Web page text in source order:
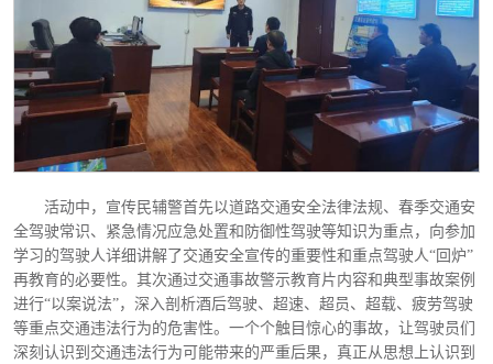
活动中，宣传民辅警首先以道路交通安全法律法规、春季交通安
全驾驶常识、紧急情况应急处置和防御性驾驶等知识为重点，向参加
学习的驾驶人详细讲解了交通安全宣传的重要性和重点驾驶人“回炉”
再教育的必要性。其次通过交通事故警示教育片内容和典型事故案例
进行“以案说法”，深入剖析酒后驾驶、超速、超员、超载、疲劳驾驶
等重点交通违法行为的危害性。一个个触目惊心的事故，让驾驶员们
深刻认识到交通违法行为可能带来的严重后果，真正从思想上认识到